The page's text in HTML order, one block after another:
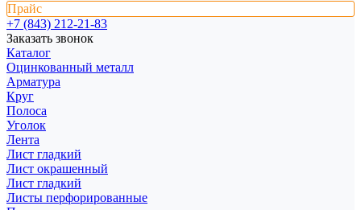
Прайс
+7 (843) 212-21-83
Заказать звонок
Каталог
Оцинкованный металл
Арматура
Круг
Полоса
Уголок
Лента
Лист гладкий
Лист окрашенный
Лист гладкий
Листы перфорированные